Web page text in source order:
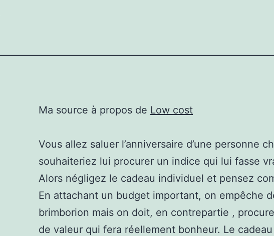
Ma source à propos de Low cost
Vous allez saluer l’anniversaire d’une personne
souhaiteriez lui procurer un indice qui lui fasse
Alors négligez le cadeau individuel et pensez
En attachant un budget important, on empêche
brimborion mais on doit, en contrepartie ,
de valeur qui fera réellement bonheur. Le